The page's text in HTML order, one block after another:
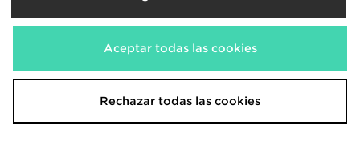
Descarga nuestra App
Compra las 24 h los 365 días al año con la App de JD. Recibe
Aceptar todas las cookies
Rechazar todas las cookies